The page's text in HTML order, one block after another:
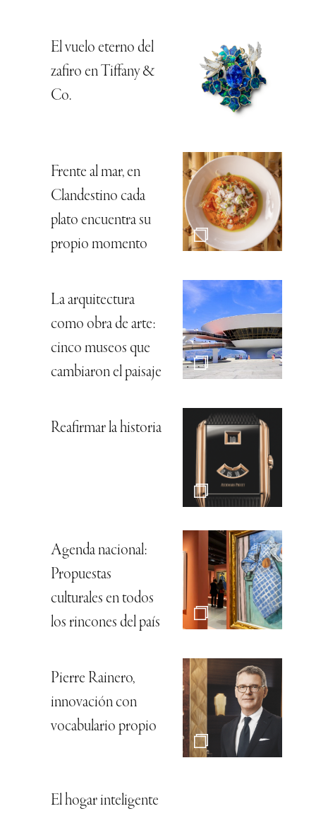
El vuelo eterno del
zafiro en Tiffany &
Co.
Frente al mar, en
Clandestino cada
plato encuentra su
propio momento
La arquitectura
como obra de arte:
cinco museos que
cambiaron el paisaje
Reafirmar la historia
Agenda nacional:
Propuestas
culturales en todos
los rincones del país
Pierre Rainero,
innovación con
vocabulario propio
El hogar inteligente